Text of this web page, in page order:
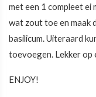
met een 1 compleet ei
wat zout toe en maak
basilicum. Uiteraard
toevoegen. Lekker op
ENJOY!